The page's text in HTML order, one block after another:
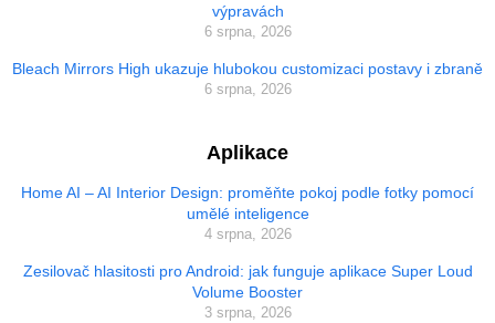
výpravách
6 srpna, 2026
Bleach Mirrors High ukazuje hlubokou customizaci postavy i zbraně
6 srpna, 2026
Aplikace
Home AI – AI Interior Design: proměňte pokoj podle fotky pomocí
umělé inteligence
4 srpna, 2026
Zesilovač hlasitosti pro Android: jak funguje aplikace Super Loud
Volume Booster
3 srpna, 2026